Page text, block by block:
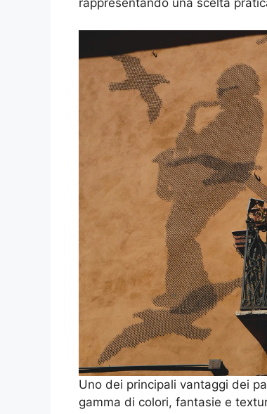
rappresentando una scelta
Uno dei principali vantaggi dei
gamma di colori, fantasie e